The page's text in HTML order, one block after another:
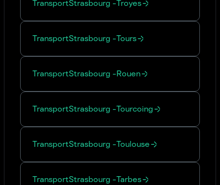
TransportStrasbourg -Troyes
TransportStrasbourg -Tours
TransportStrasbourg -Rouen
TransportStrasbourg -Tourcoing
TransportStrasbourg -Toulouse
TransportStrasbourg -Tarbes